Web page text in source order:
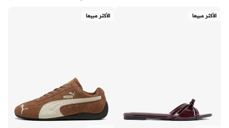
الأكثر مبيعا الأكثر مبيعا